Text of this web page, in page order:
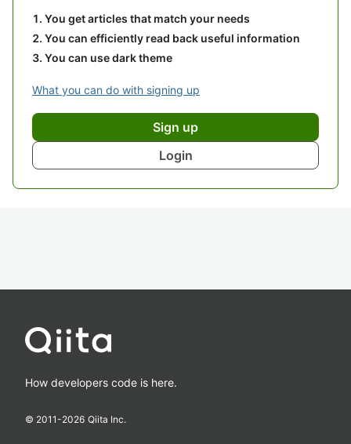
You get articles that match your needs
You can efficiently read back useful information
You can use dark theme
What you can do with signing up
Sign up
Login
How developers code is here.
© 2011-2026 Qiita Inc.